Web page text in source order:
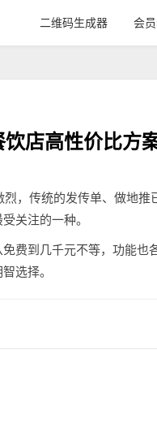
二维码生成器 会
店高性价比方
，传统的发传单、做地
关注的一种。
费到几千元不等，功能也
选择。